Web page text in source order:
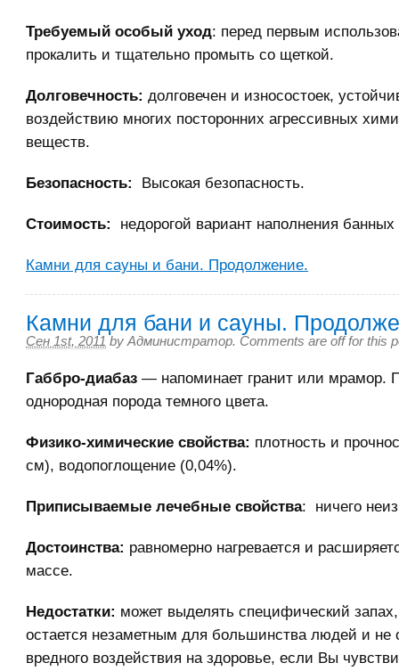
Требуемый особый уход: перед первым
прокалить и тщательно промыть со щеткой.
Долговечность: долговечен и износостоек,
воздействию многих посторонних агрессивных
веществ.
Безопасность: Высокая безопасность.
Стоимость: недорогой вариант наполнения банных
Камни для сауны и бани. Продолжение.
Камни для бани и сауны.
Сен 1st, 2011 by Администратор. Comments are off for this
Габбро-диабаз — напоминает гранит или мрамор.
однородная порода темного цвета.
Физико-химические свойства: плотность и
см), водопоглощение (0,04%).
Приписываемые лечебные свойства: ничего
Достоинства: равномерно нагревается и
массе.
Недостатки: может выделять специфический
остается незаметным для большинства людей и не
вредного воздействия на здоровье, если Вы